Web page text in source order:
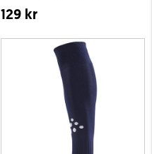
129 kr